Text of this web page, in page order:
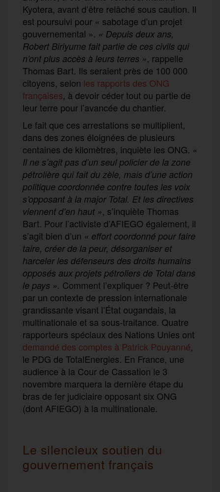
Kyotera, avant d’être relâché sous caution. Il
est poursuivi pour « sabotage d’un projet
gouvernemental ». « Depuis deux ans,
Robert Biriyume fait partie de ces civils qui
n’ont plus accès à leurs terres », rappelle
Thomas Bart. Ils seraient près de 100 000
citoyens, selon les rapports des ONG
françaises, à devoir céder tout ou partie de
leur terre pour l’avancée du chantier.
Le fait que ces arrestations se multiplient,
dans des zones éloignées de plusieurs
centaines de kilomètres, inquiète les ONG. «
Il ne s’agit pas d’un seul policier de la zone
pétrolière qui fait du zèle, mais d’une action
politique coordonnée contre toutes les voix
s’opposant à la major Total. Et les directives
viennent d’en haut », s’inquiète Thomas
Bart. Pour l’activiste d’AFIEGO également, il
s’agit bien d’un « effort coordonné pour faire
taire, créer de la peur, désorganiser et
harceler les défenseurs des droits humains
opposés aux projets pétroliers de Total dans
le pays ». Comment l’expliquer ? Peut-être
par un contexte de pression internationale
grandissante visant l’État ougandais, la
multinationale et sa sous-traitance. Quatre
rapporteurs spéciaux des Nations Unies ont
demandé des comptes à Patrick Pouyanné,
le PDG de TotalEnergies. En France, une
audience à la Cour de Cassation le 3
novembre marquera la dernière étape du
bras de fer judiciaire opposant six ONG
(dont AFIEGO) à la multinationale.
Le silencieux soutien du
gouvernement français